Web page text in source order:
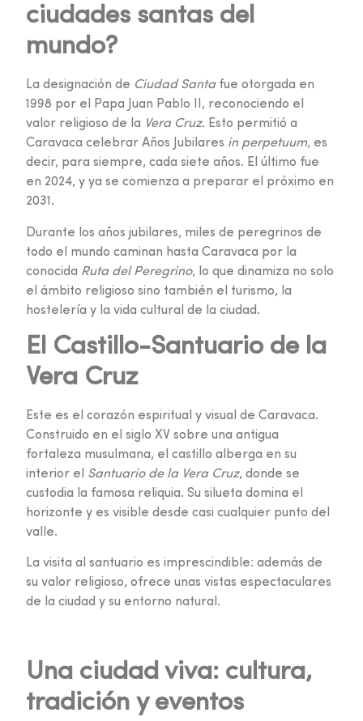
ciudades santas del
mundo?
La designación de Ciudad Santafue otorgada en
1998 por el Papa Juan Pablo II, reconociendo el
valor religioso de la Vera Cruz. Esto permitió a
Caravaca celebrar Años Jubilares in perpetuum, es
decir, para siempre, cada siete años. El último fue
en 2024, y ya se comienza a preparar el próximo en
2031.
Durante los años jubilares, miles de peregrinos de
todo el mundo caminan hasta Caravaca por la
conocida Ruta del Peregrino, lo que dinamiza no solo
el ámbito religioso sino también el turismo, la
hostelería y la vida cultural de la ciudad.
El Castillo-Santuario de la
Vera Cruz
Este es el corazón espiritual y visual de Caravaca.
Construido en el siglo XV sobre una antigua
fortaleza musulmana, el castillo alberga en su
interior el Santuario de la Vera Cruz, donde se
custodia la famosa reliquia. Su silueta domina el
horizonte y es visible desde casi cualquier punto del
valle.
La visita al santuario es imprescindible: además de
su valor religioso, ofrece unas vistas espectaculares
de la ciudad y su entorno natural.
Una ciudad viva: cultura,
tradición y eventos